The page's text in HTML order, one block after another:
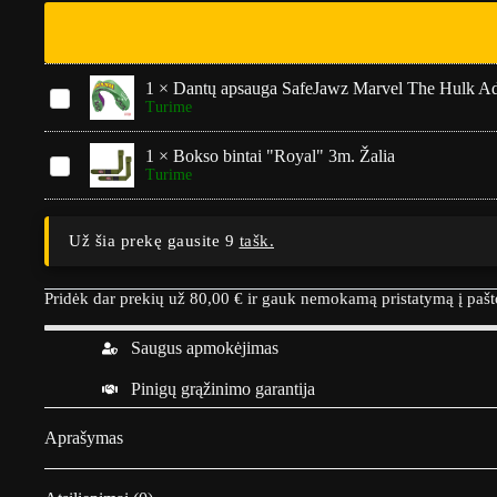
D
a
n
t
ų
g
a
S
w
M
a
1 × Dantų apsauga SafeJawz Marvel The Hulk
Turime
B
o
k
n
a
o
y
a
l
1 × Bokso bintai "Royal" 3m. Žalia
Turime
Už šia prekę gausite 9 tašk.
Pridėk dar prekių už 80,00 € ir gauk nemokamą pristatymą į
Saugus apmokėjimas
Pinigų grąžinimo garantija
Aprašymas